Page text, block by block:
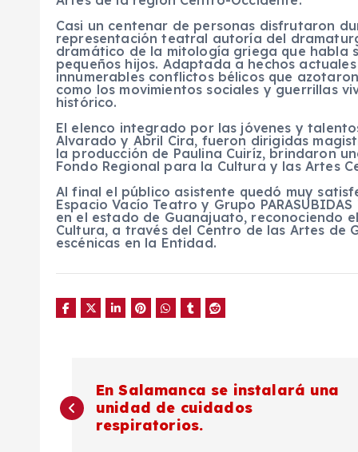
Casi un centenar de personas disfrutaron
representación teatral autoría del
dramático de la mitología griega que habla
pequeños hijos. Adaptada a hechos
innumerables conflictos bélicos que
como los movimientos sociales y guerrillas
histórico.
El elenco integrado por las jóvenes y
Alvarado y Abril Cira, fueron dirigidas
la producción de Paulina Cuiríz, brindaron
Fondo Regional para la Cultura y las Artes
Al final el público asistente quedó muy
Espacio Vacío Teatro y Grupo
en el estado de Guanajuato, reconociendo
Cultura, a través del Centro de las Artes
escénicas en la Entidad.
a
En Salamanca se instalará una
unidad de cuidados
respiratorios.